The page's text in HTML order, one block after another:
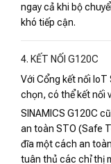
ngay cả khi bộ
khó tiếp cận.
4. KẾT NỐI G120C
Với Cổng kết nối IoT
chọn, có thể kết nối
SINAMICS G120C
an toàn STO (Safe
đĩa một cách an
tuân thủ các chỉ thị